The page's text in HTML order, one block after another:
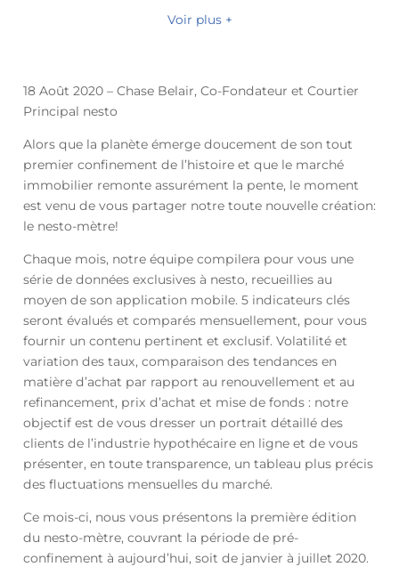
Voir plus +
18 Août 2020 – Chase Belair, Co-Fondateur et Courtier
Principal nesto
Alors que la planète émerge doucement de son tout
premier confinement de l’histoire et que le marché
immobilier remonte assurément la pente, le moment
est venu de vous partager notre toute nouvelle création:
le nesto-mètre!
Chaque mois, notre équipe compilera pour vous une
série de données exclusives à nesto, recueillies au
moyen de son application mobile. 5 indicateurs clés
seront évalués et comparés mensuellement, pour vous
fournir un contenu pertinent et exclusif. Volatilité et
variation des taux, comparaison des tendances en
matière d’achat par rapport au renouvellement et au
refinancement, prix d’achat et mise de fonds : notre
objectif est de vous dresser un portrait détaillé des
clients de l’industrie hypothécaire en ligne et de vous
présenter, en toute transparence, un tableau plus précis
des fluctuations mensuelles du marché.
Ce mois-ci, nous vous présentons la première édition
du nesto-mètre, couvrant la période de pré-
confinement à aujourd’hui, soit de janvier à juillet 2020.